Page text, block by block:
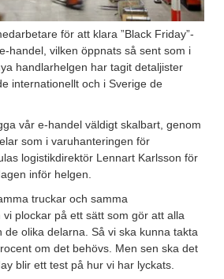
för att klara ”Black Friday”-
handel, vilken öppnats så sent som i
handlarhelgen har tagit detaljister
internationellt och i Sverige de
vår e-handel väldigt skalbart, genom
som i varuhanteringen för
logistikdirektör Lennart Karlsson för
inför helgen.
truckar och samma
plockar på ett sätt som gör att alla
de olika delarna. Så vi ska kunna takta
om det behövs. Men sen ska det
blir ett test på hur vi har lyckats.